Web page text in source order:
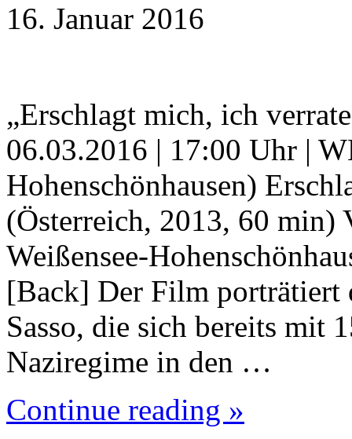
16. Januar 2016
„Erschlagt mich, ich
06.03.2016 | 17:00 Uhr |
Hohenschönhausen)
(Österreich, 2013, 60
Weißensee-
[Back] Der Film porträtiert
Sasso, die sich bereits mit
Naziregime in den …
Continue reading »